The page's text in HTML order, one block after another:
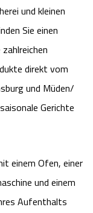
und kleinen
Sie einen
direkt vom
und Müden/
Gerichte
einem Ofen, einer
und einem
Aufenthalts